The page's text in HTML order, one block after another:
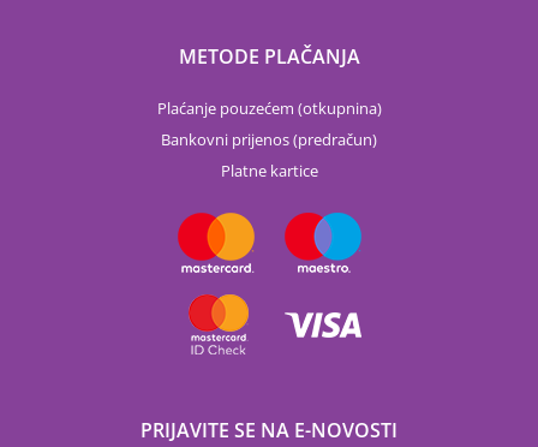
METODE PLAČANJA
Plaćanje pouzećem (otkupnina)
Bankovni prijenos (predračun)
Platne kartice
PRIJAVITE SE NA E-NOVOSTI